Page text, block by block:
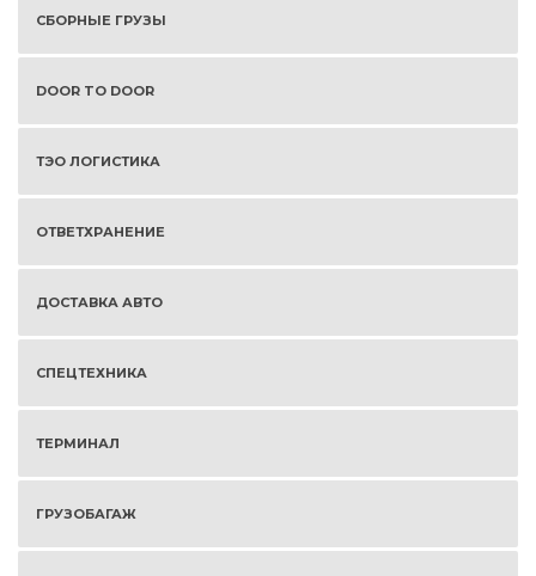
СБОРНЫЕ ГРУЗЫ
DOOR TO DOOR
ТЭО ЛОГИСТИКА
ОТВЕТХРАНЕНИЕ
ДОСТАВКА АВТО
СПЕЦТЕХНИКА
ТЕРМИНАЛ
ГРУЗОБАГАЖ